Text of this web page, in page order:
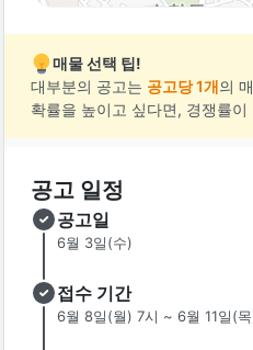
매물 선택 팁!
대부분의 공고는 공고당 1개의
확률을 높이고 싶다면, 경쟁률
공고 일정
공고일
6월 3일(수)
접수 기간
6월 8일(월) 7시 ~ 6월 11일(